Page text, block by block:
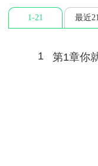
1-21 最近
1